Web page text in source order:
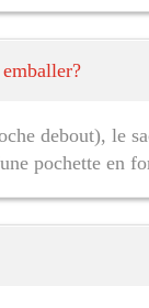
debout), le
pochette en